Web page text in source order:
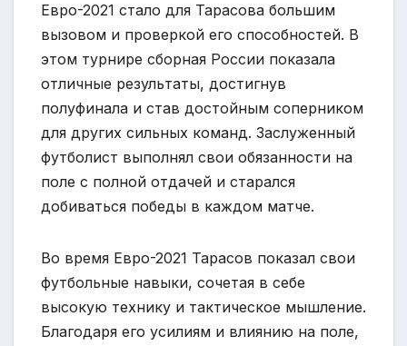
Евро-2021 стало для Тарасова большим
вызовом и проверкой его способностей. В
этом турнире сборная России показала
отличные результаты, достигнув
полуфинала и став достойным соперником
для других сильных команд. Заслуженный
футболист выполнял свои обязанности на
поле с полной отдачей и старался
добиваться победы в каждом матче.
Во время Евро-2021 Тарасов показал свои
футбольные навыки, сочетая в себе
высокую технику и тактическое мышление.
Благодаря его усилиям и влиянию на поле,